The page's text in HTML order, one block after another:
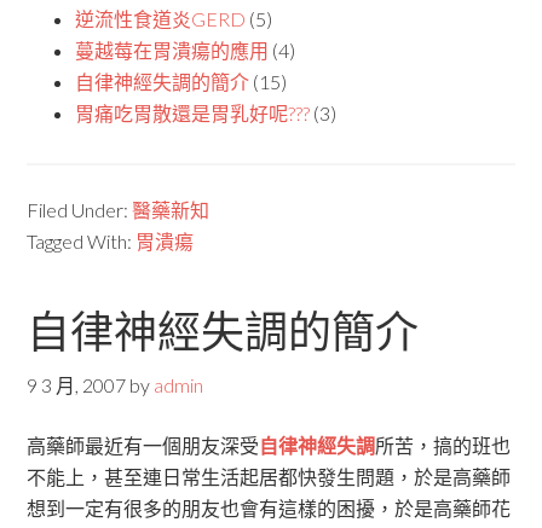
逆流性食道炎GERD (5)
蔓越莓在胃潰瘍的應用 (4)
自律神經失調的簡介 (15)
胃痛吃胃散還是胃乳好呢??? (3)
Filed Under:醫藥新知
Tagged With: 胃潰瘍
自律神經失調的簡介
9 3 月, 2007 by admin
高藥師最近有一個朋友深受自律神經失調所苦，搞的班也
不能上，甚至連日常生活起居都快發生問題，於是高藥師
想到一定有很多的朋友也會有這樣的困擾，於是高藥師花